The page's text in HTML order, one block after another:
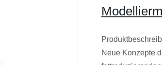
Neue Konzepte